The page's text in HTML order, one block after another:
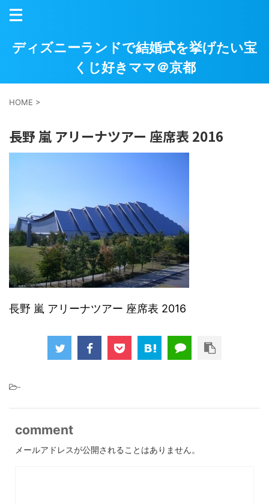
ディズニーランドで結婚式を挙げたい宝
くじ好きママ＠京都
HOME >
長野 嵐 アリーナツアー 座席表 2016
長野 嵐 アリーナツアー 座席表 2016
-
comment
メールアドレスが公開されることはありません。